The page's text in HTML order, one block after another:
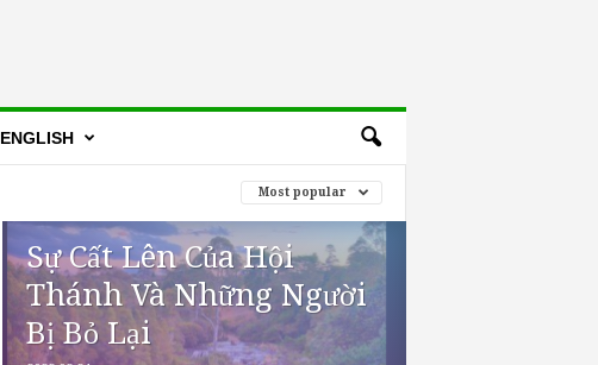
ENGLISH
Most popular
Sự Cất Lên Của Hội
Thánh Và Những Người
Bị Bỏ Lại